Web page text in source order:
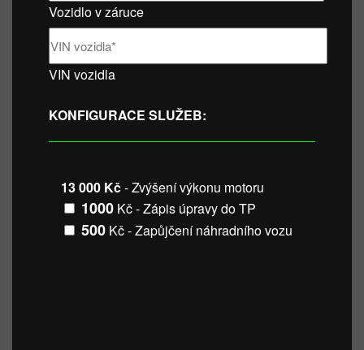
Vozidlo v záruce
VIN vozidla
KONFIGURACE SLUŽEB:
13 000 Kč- Zvýšení výkonu motoru
1000 Kč - Zápis úpravy do TP
500 Kč - Zapůjčení náhradního vozu